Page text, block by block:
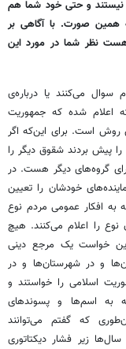
نیستند و حتی خود شما هم
همین صورت. با آگاهی بر
نظر شما در مورد این
سوال می‌کنند یا درباره‌ی
اعلام شده که جمهوریت
روش است. برای این‌که اگر
پیش بردند شقوق دیگر را
گروه‌های دیگر هست. در
خودشان را تعیین
به افکار عمومی مردم نوع
را اعلام می‌کنند. هیچ
خواست یک مرجع دینی
و در شهرستان‌ها و در
اسلامی را خواستند و
به اسم‌ها و پسوندهای
که گفتم می‌توانند
زیر فشار دیکتاتوری